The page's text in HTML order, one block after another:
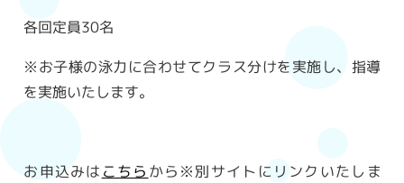
各回定員30名
※お子様の泳力に合わせてクラス分けを実施し、指導
を実施いたします。
お申込みは こちら から※別サイトにリンクいたしま